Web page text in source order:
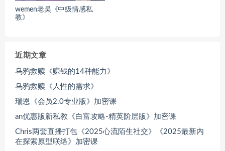
wemen老吴《中级情感私
教》
近期文章
乌鸦救赎《赚钱的14种能力》
乌鸦救赎《人性的需求》
瑞恩《会员2.0专业版》加密课
an优惠版新私教《白富攻略-精英阶层版》加密课
Chris两套直播打包《2025心流陌生社交》《2025最新内
在探索原型联络》加密课